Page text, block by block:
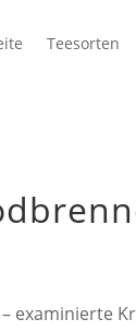
Teesorten
examinierte